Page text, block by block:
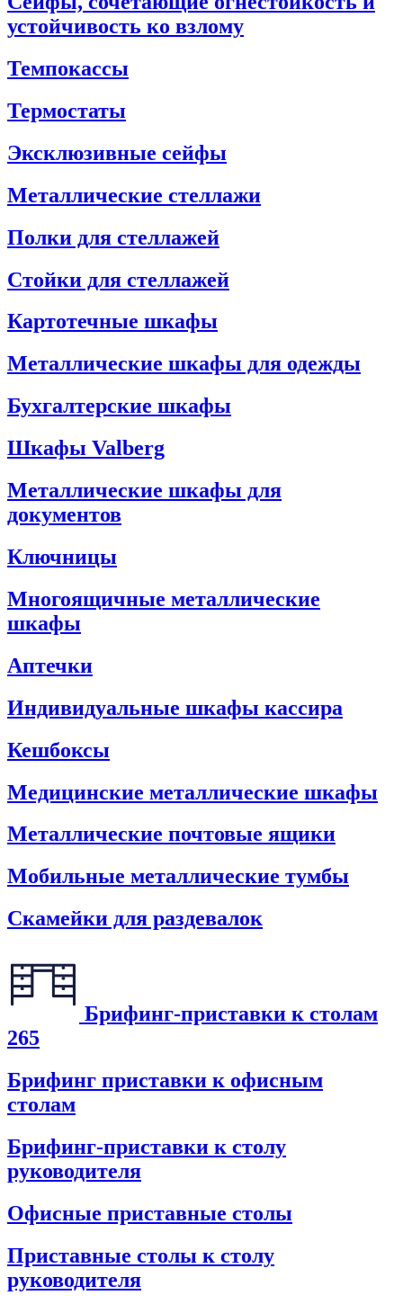
устойчивость ко взлому
Темпокассы
Термостаты
Эксклюзивные сейфы
Металлические стеллажи
Полки для стеллажей
Стойки для стеллажей
Картотечные шкафы
Металлические шкафы для одежды
Бухгалтерские шкафы
Шкафы Valberg
Металлические шкафы для
документов
Ключницы
Многоящичные металлические
шкафы
Аптечки
Индивидуальные шкафы кассира
Кешбоксы
Медицинские металлические шкафы
Металлические почтовые ящики
Мобильные металлические тумбы
Скамейки для раздевалок
Брифинг-приставки к столам
265
Брифинг приставки к офисным
столам
Брифинг-приставки к столу
руководителя
Офисные приставные столы
Приставные столы к столу
руководителя